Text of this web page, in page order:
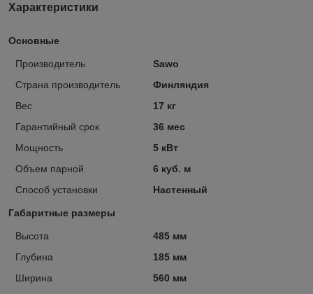
Характеристики
Основные
Производитель
Sawo
Страна производитель
Финляндия
Вес
17 кг
Гарантийный срок
36 мес
Мощность
5 кВт
Объем парной
6 куб. м
Способ установки
Настенный
Габаритные размеры
Высота
485 мм
Глубина
185 мм
Ширина
560 мм